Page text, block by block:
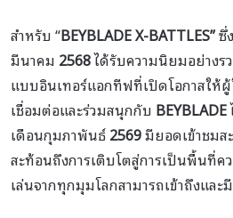
สำหรับ “BEYBLADE X-BATTLES”ซึ่
มีนาคม 2568ได้รับความนิยมอย่างร
แบบอินเทอร์แอกทีฟที่เปิดโอกาสให้ผู้
เชื่อมต่อและร่วมสนุกกับ BEYBLADE
เดือนกุมภาพันธ์2569มียอดเข้าชมส
สะท้อนถึงการเติบโตสู่การเป็นพื้นที่ค
เล่นจากทุกมุมโลกสามารถเข้าถึงแล